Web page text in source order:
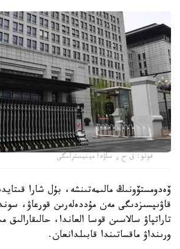
فوتو: ق ح ر ساۋدا مينيسترلىگى
ۆەدومستۆونىڭ مالىمەتىنشە، بۇل شارا
قاۋىپسىزدىگى مەن مۇددەلەرىن قورعاۋ،
تاراتپاۋ سالاسىن قوسا العاندا، حالىقارالىق
ورىنداۋ ماقساتىندا قابىلدانعان.